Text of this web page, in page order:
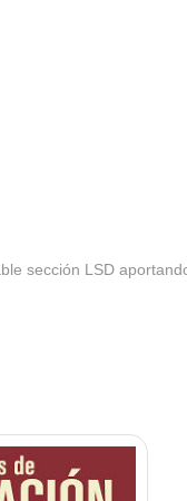
sección LSD